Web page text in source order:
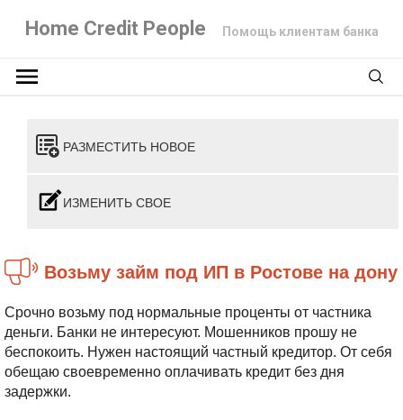
Home Credit People Помощь клиентам банка
РАЗМЕСТИТЬ НОВОЕ
ИЗМЕНИТЬ СВОЕ
Возьму займ под ИП в Ростове на дону
Срочно возьму под нормальные проценты от частника
деньги. Банки не интересуют. Мошенников прошу не
беспокоить. Нужен настоящий частный кредитор. От себя
обещаю своевременно оплачивать кредит без дня
задержки.